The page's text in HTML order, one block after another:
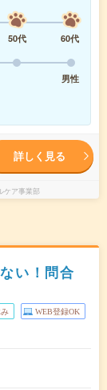
50代
60代
男性
詳しく見る
ケア事業部
い！問合
WEB登録OK